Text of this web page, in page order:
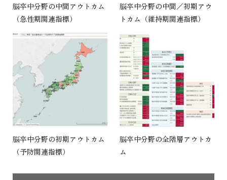
脳卒中分野の中間アウトカム
（急性期関連指標）
脳卒中分野の中間／初期アウ
トカム（維持期関連指標）
脳卒中分野の初期アウトカム
（予防関連指標）
脳卒中分野の全階層アウトカ
ム